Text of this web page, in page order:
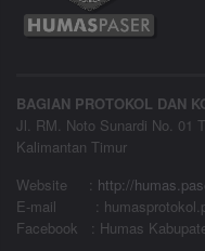
BAGIAN PROTOKOL DAN
Jl. RM. Noto Sunardi No. 01
Kalimantan Timur
Website
: http://
E-mail :
Facebook : Humas